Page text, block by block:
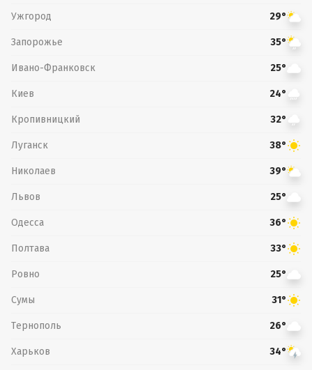
Ужгород 29°
Запорожье 35°
Ивано-Франковск 25°
Киев 24°
Кропивницкий 32°
Луганск 38°
Николаев 39°
Львов 25°
Одесса 36°
Полтава 33°
Ровно 25°
Сумы 31°
Тернополь 26°
Харьков 34°